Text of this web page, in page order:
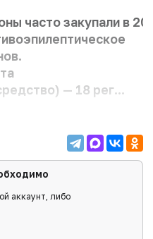
часто закупали в
— 18 рег...
аккаунт, либо